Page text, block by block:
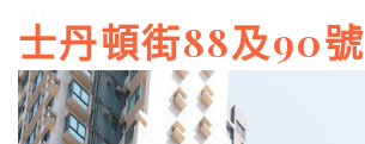
士丹頓街88及90號